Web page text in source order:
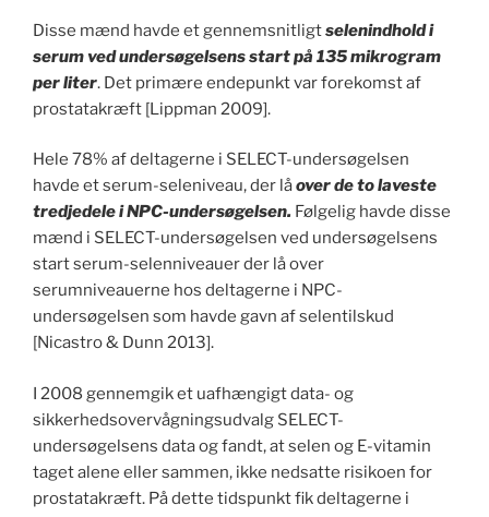
Disse mænd havde et gennemsnitligtselenindhold i
serum ved undersøgelsens start på 135 mikrogram
per liter. Det primære endepunkt var forekomst af
prostatakræft [Lippman 2009].
Hele 78% af deltagerne i SELECT-undersøgelsen
havde et serum-seleniveau, der låover de to laveste
tredjedele i NPC-undersøgelsen. Følgelig havde disse
mænd i SELECT-undersøgelsen ved undersøgelsens
start serum-selenniveauer der lå over
serumniveauerne hos deltagerne i NPC-
undersøgelsen som havde gavn af selentilskud
[Nicastro & Dunn 2013].
I 2008 gennemgik et uafhængigt data- og
sikkerhedsovervågningsudvalg SELECT-
undersøgelsens data og fandt, at selen og E-vitamin
taget alene eller sammen, ikke nedsatte risikoen for
prostatakræft. På dette tidspunkt fik deltagerne i